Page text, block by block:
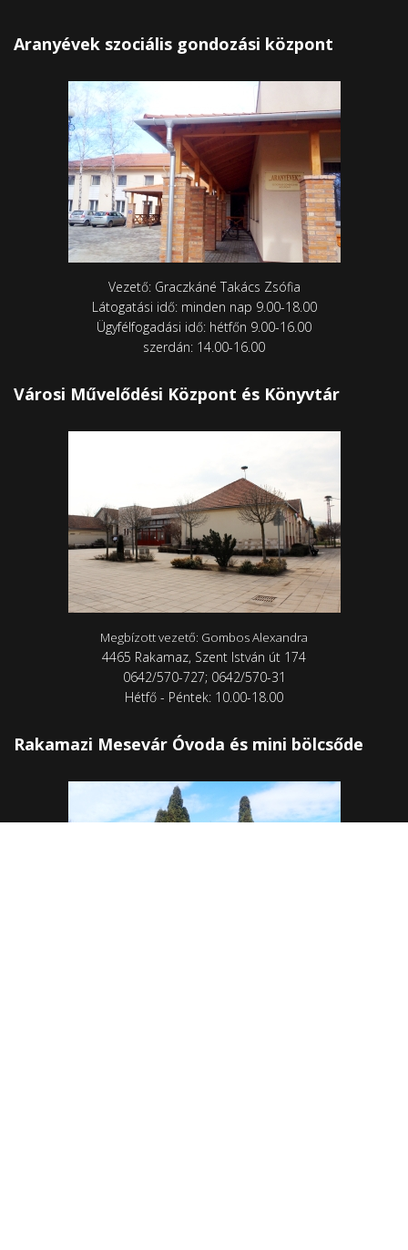
Aranyévek szociális gondozási központ
Vezető: Graczkáné Takács Zsófia
Látogatási idő: minden nap 9.00-18.00
Ügyfélfogadási idő: hétfőn 9.00-16.00
szerdán: 14.00-16.00
Városi Művelődési Központ és Könyvtár
Megbízott vezető: Gombos Alexandra
4465 Rakamaz, Szent István út 174
0642/570-727; 0642/570-31
Hétfő - Péntek: 10.00-18.00
Rakamazi Mesevár Óvoda és mini bölcsőde